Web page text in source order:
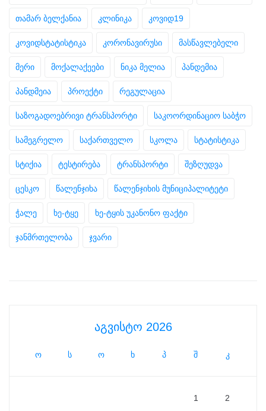
თამარ ბელქანია კლინიკა კოვიდ19
კოვიდსტატისტიკა კორონავირუსი მასწავლებელი
მერი მოქალაქეები ნიკა მელია პანდემია
პანდმეია პროექტი რეგულაცია
საზოგადოებრივი ტრანსპორტი საკოორდინაციო საბჭო
სამეგრელო საქართველო სკოლა სტატისტიკა
სტიქია ტესტირება ტრანსპორტი შეზღუდვა
ცესკო წალენჯიხა წალენჯიხის მუნიციპალიტეტი
ჭალე ხე-ტყე ხე-ტყის უკანონო ფაქტი
ჯანმრთელობა ჯვარი
აგვისტო 2026
ო ს ო ხ პ შ კ
1 2